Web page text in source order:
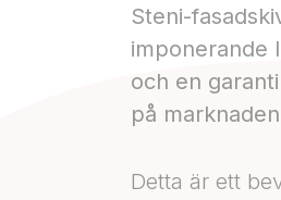
Steni-
imponerande
och en
på
Detta är ett